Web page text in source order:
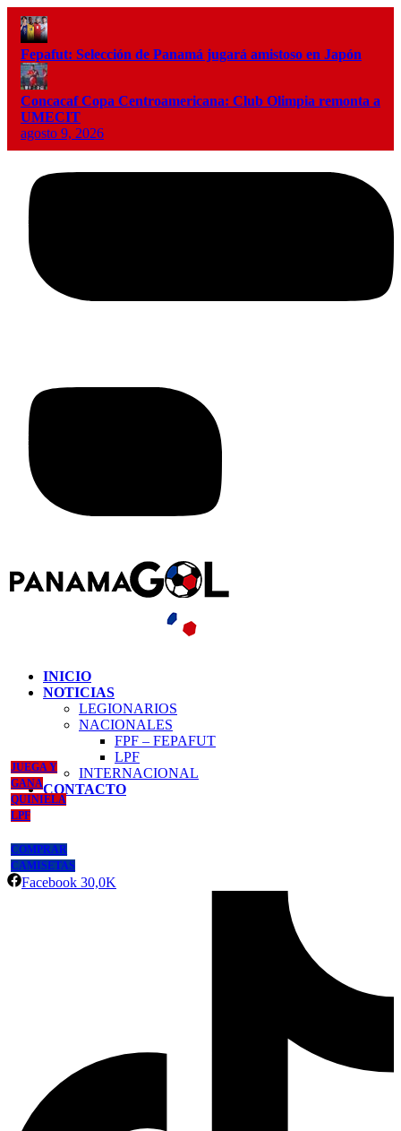
Fepafut: Selección de Panamá jugará amistoso en Japón
Concacaf Copa Centroamericana: Club Olimpia remonta a
UMECIT
agosto 9, 2026
INICIO
NOTICIAS
LEGIONARIOS
NACIONALES
FPF – FEPAFUT
LPF
INTERNACIONAL
CONTACTO
JUEGA Y
GANA
QUINIELA
LPF
COMPRAR
CAMISETAS
Facebook 30,0K